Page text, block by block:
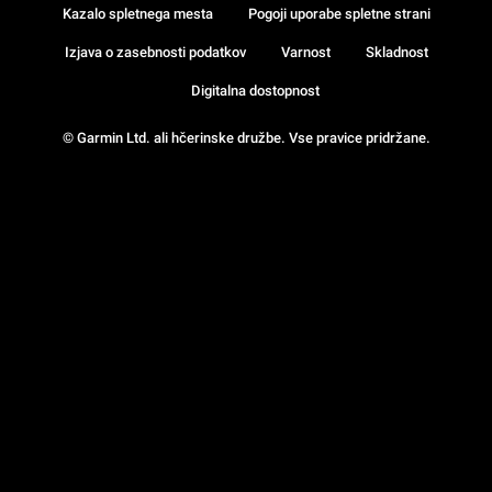
© Garmin Ltd. ali hčerinske družbe. Vse pravice pridržane.
Kazalo spletnega mesta Pogoji uporabe spletne strani
Izjava o zasebnosti podatkov Varnost Skladnost
Digitalna dostopnost